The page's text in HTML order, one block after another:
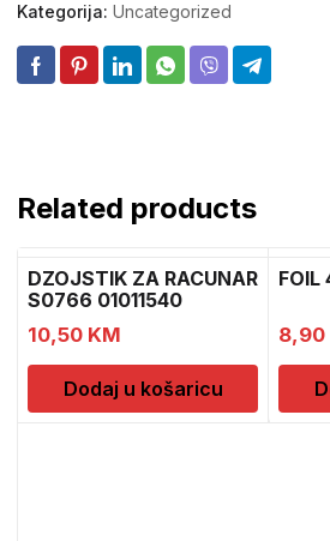
Kategorija: Uncategorized
Related products
DZOJSTIK ZA RACUNAR
S0766 01011540
10,50 KM
Dodaj u košaricu
FOIL
8,90